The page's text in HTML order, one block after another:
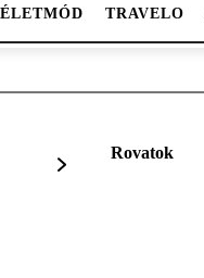
ÉLETMÓD TRAVELO
Rovatok